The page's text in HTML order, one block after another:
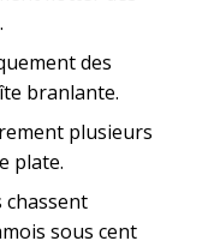
des
branlante.
plusieurs
plate.
chassent
sous cent